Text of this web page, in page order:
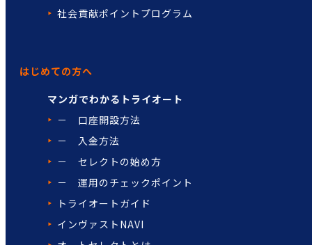
社会貢献ポイントプログラム
はじめての方へ
マンガでわかるトライオート
－ 口座開設方法
－ 入金方法
－ セレクトの始め方
－ 運用のチェックポイント
トライオートガイド
インヴァストNAVI